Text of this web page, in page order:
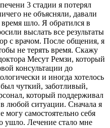
3 стадии я потерял
не объясняли, давали
шло. Я обратился в
выслать все результаты
с врачом. После общения, я
не терять время. Скажу
Месут Ремзи, который
консультации до
и иногда хотелось
чуткий, заботливый,
который поддерживал
любой ситуации. Сначала я
могу самостоятельно себя
ушло. Лечение стало мне